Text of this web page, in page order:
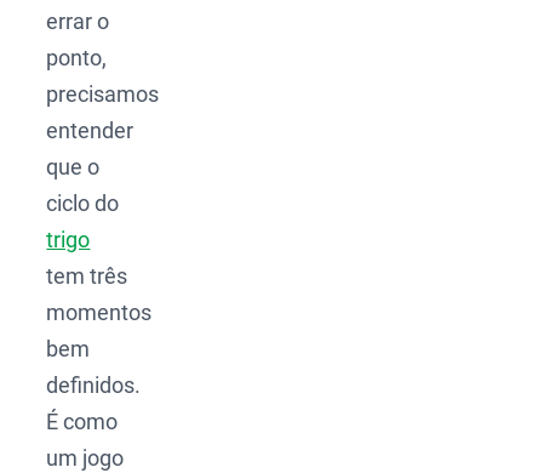
errar o
ponto,
precisamos
entender
que o
ciclo do
trigo
tem três
momentos
bem
definidos.
É como
um jogo